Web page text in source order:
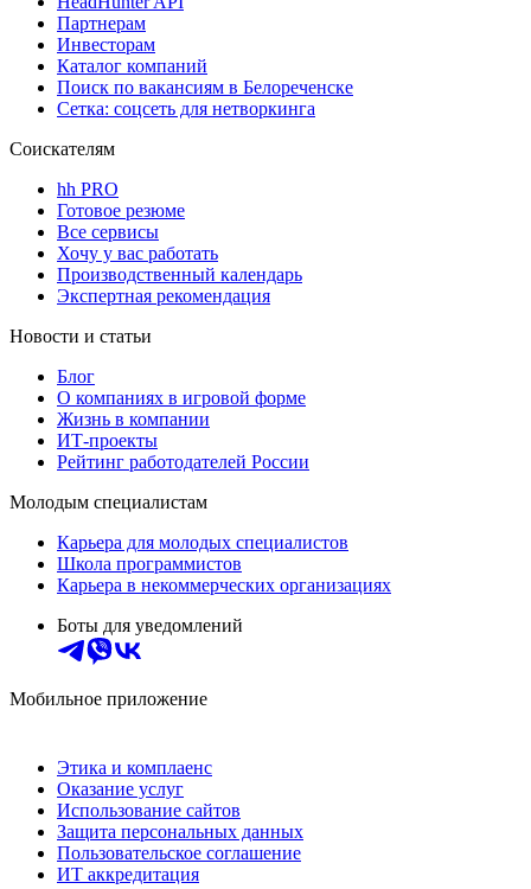
Партнерам
Инвесторам
Каталог компаний
Поиск по вакансиям в Белореченске
Сетка: соцсеть для нетворкинга
Соискателям
hh PRO
Готовое резюме
Все сервисы
Хочу у вас работать
Производственный календарь
Экспертная рекомендация
Новости и статьи
Блог
О компаниях в игровой форме
Жизнь в компании
ИТ-проекты
Рейтинг работодателей России
Молодым специалистам
Карьера для молодых специалистов
Школа программистов
Карьера в некоммерческих организациях
Боты для уведомлений
Мобильное приложение
Этика и комплаенс
Оказание услуг
Использование сайтов
Защита персональных данных
Пользовательское соглашение
ИТ аккредитация